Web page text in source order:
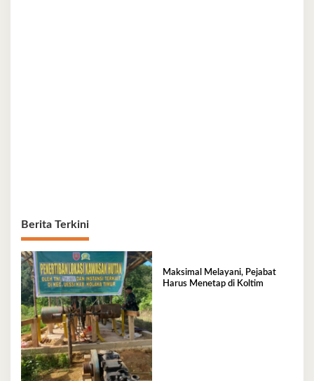
Berita Terkini
Maksimal Melayani, Pejabat
Harus Menetap di Koltim